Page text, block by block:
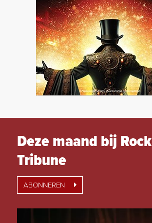
Deze maand bij Rock
Tribune
ABONNEREN